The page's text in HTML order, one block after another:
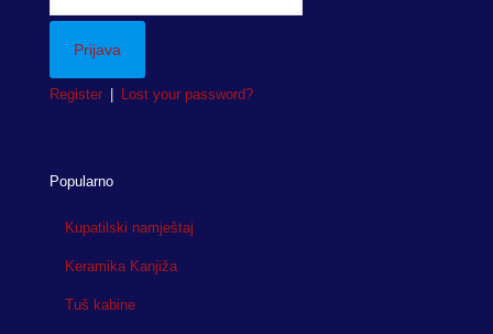
Register Lost your password?
Popularno
Kupatilski namještaj
Keramika Kanjiža
Tuš kabine